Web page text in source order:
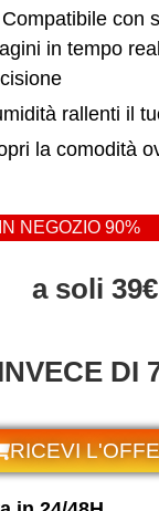
con
in tempo
rallenti il
la comodità
NEGOZIO 90%
a soli 39€
DI
RICEVI